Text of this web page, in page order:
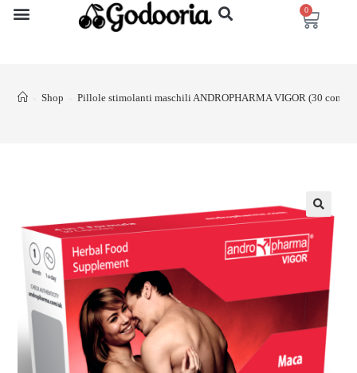
0
> Shop > Pillole stimolanti maschili ANDROPHARMA VIGOR (30